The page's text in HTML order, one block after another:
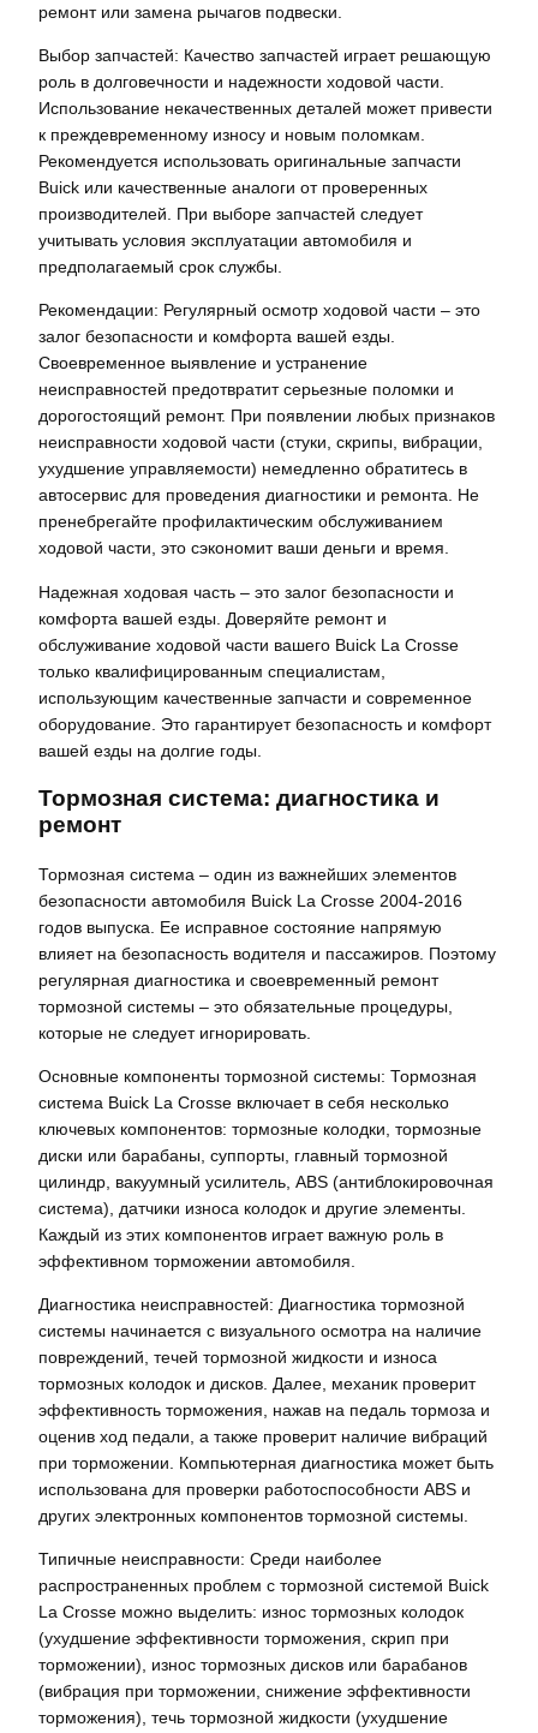
ремонт или замена рычагов подвески.
Выбор запчастей: Качество запчастей играет решающую
роль в долговечности и надежности ходовой части.
Использование некачественных деталей может привести
к преждевременному износу и новым поломкам.
Рекомендуется использовать оригинальные запчасти
Buick или качественные аналоги от проверенных
производителей. При выборе запчастей следует
учитывать условия эксплуатации автомобиля и
предполагаемый срок службы.
Рекомендации: Регулярный осмотр ходовой части – это
залог безопасности и комфорта вашей езды.
Своевременное выявление и устранение
неисправностей предотвратит серьезные поломки и
дорогостоящий ремонт. При появлении любых признаков
неисправности ходовой части (стуки, скрипы, вибрации,
ухудшение управляемости) немедленно обратитесь в
автосервис для проведения диагностики и ремонта. Не
пренебрегайте профилактическим обслуживанием
ходовой части, это сэкономит ваши деньги и время.
Надежная ходовая часть – это залог безопасности и
комфорта вашей езды. Доверяйте ремонт и
обслуживание ходовой части вашего Buick La Crosse
только квалифицированным специалистам,
использующим качественные запчасти и современное
оборудование. Это гарантирует безопасность и комфорт
вашей езды на долгие годы.
Тормозная система: диагностика и
ремонт
Тормозная система – один из важнейших элементов
безопасности автомобиля Buick La Crosse 2004-2016
годов выпуска. Ее исправное состояние напрямую
влияет на безопасность водителя и пассажиров. Поэтому
регулярная диагностика и своевременный ремонт
тормозной системы – это обязательные процедуры,
которые не следует игнорировать.
Основные компоненты тормозной системы: Тормозная
система Buick La Crosse включает в себя несколько
ключевых компонентов: тормозные колодки, тормозные
диски или барабаны, суппорты, главный тормозной
цилиндр, вакуумный усилитель, ABS (антиблокировочная
система), датчики износа колодок и другие элементы.
Каждый из этих компонентов играет важную роль в
эффективном торможении автомобиля.
Диагностика неисправностей: Диагностика тормозной
системы начинается с визуального осмотра на наличие
повреждений, течей тормозной жидкости и износа
тормозных колодок и дисков. Далее, механик проверит
эффективность торможения, нажав на педаль тормоза и
оценив ход педали, а также проверит наличие вибраций
при торможении. Компьютерная диагностика может быть
использована для проверки работоспособности ABS и
других электронных компонентов тормозной системы.
Типичные неисправности: Среди наиболее
распространенных проблем с тормозной системой Buick
La Crosse можно выделить: износ тормозных колодок
(ухудшение эффективности торможения, скрип при
торможении), износ тормозных дисков или барабанов
(вибрация при торможении, снижение эффективности
торможения), течь тормозной жидкости (ухудшение